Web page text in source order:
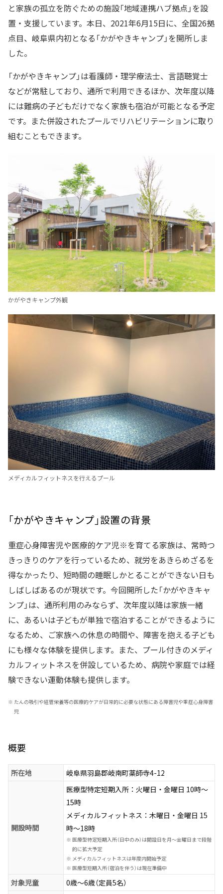
と家族の孤立を防ぐための施設「地域連携ハブ拠点」を設
置・支援しています。本日、2021年6月15日に、全国26拠
点目、岐阜県内初となる「かがやきキャンプ」を開所しま
した。
「かがやきキャンプ」は看護師・理学療法士、言語聴覚士
などが常駐しており、通所で利用できるほか、次年度以降
には難病の子どもだけでなく家族も宿泊が可能となる予定
です。また併設されたプールでリハビリテーションに取り
組むこともできます。
かがやきキャンプ外観
メディカルフィットネスを行えるプール
「かがやきキャンプ」設置の背景
重症心身障害児や医療的ケア児※を育てる家族は、常時つ
きっきりのケアを行っているため、就労をあきらめざるを
得なかったり、短時間の睡眠しかとることができない日も
しばしばあるのが現状です。今回開所した「かがやきキャ
ンプ」は、通所利用のみならず、次年度以降は家族一緒
に、あるいは子どもが単独で宿泊することができるように
なるため、ご家族への休息の時間や、障害を抱える子ども
にも様々な体験を提供します。また、プール付きのメディ
カルフィットネスを併設しているため、病院や家庭では経
験できない運動体験も提供します。
※ たんの吸引や経管栄養等の医療的ケアが日常的に必要な状態にある障害児や重症心身障害
児
概要
所在地 岐阜県羽島郡岐南町薬師寺4-12
開設時間
医療型特定短期入所：火曜日・金曜日 10時～
15時
メディカルフィットネス：木曜日・金曜日 15
時～18時
※ 医療型特定短期入所（日中のみ）は開設日を月～金曜日まで段階
的に拡大予定
※ メディカルフィットネスは年度内開始予定
※ 医療型短期入所（宿泊を伴う）は現在準備中
対象児童
0歳～6歳（定員5名）